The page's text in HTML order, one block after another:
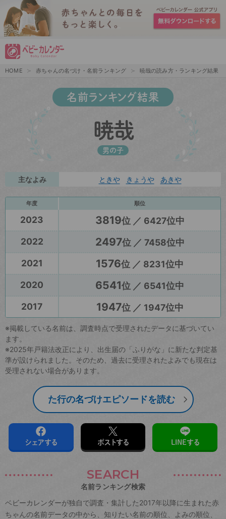
HOME 赤ちゃんの名づけ・名前ランキング 暁哉の読み方・ランキング結果
名前ランキング結果
暁哉
男の子
主なよみ ときや きょうや あきや
年度 順位
2023 3819位 ／ 6427位中
2022
2497位 ／ 7458位中
2021
1576位 ／ 8231位中
2020
6541位 ／ 6541位中
2017
1947位 ／ 1947位中
※掲載している名前は、調査時点で受理されたデータに基づいてい
ます。
※2025年戸籍法改正により、出生届の「ふりがな」に新たな判定基
準が設けられました。そのため、過去に受理されたよみでも現在は
受理されない場合があります。
た行の名づけエピソードを読む
シェアする ポストする LINEする
SEARCH
名前ランキング検索
ベビーカレンダーが独自で調査・集計した2017年以降に生まれた赤
ちゃんの名前データの中から、知りたい名前の順位、よみの順位、